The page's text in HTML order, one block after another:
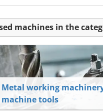
machines in the
Metal working
machine tools